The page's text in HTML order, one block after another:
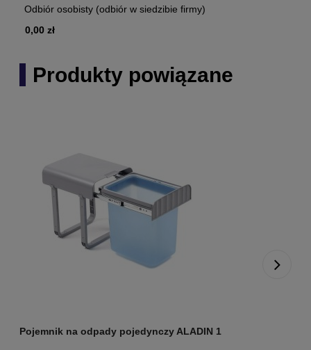
Odbiór osobisty (odbiór w siedzibie firmy)
0,00 zł
Produkty powiązane
Pojemnik na odpady pojedynczy ALADIN 1